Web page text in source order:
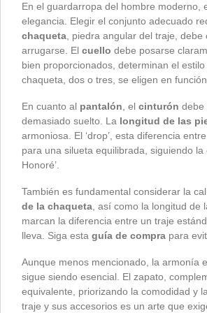
En el guardarropa del hombre moderno,
elegancia. Elegir el conjunto adecuado
chaqueta , piedra angular del traje,
arrugarse. El cuello debe posarse
bien proporcionados, determinan el
chaqueta, dos o tres, se eligen en
En cuanto al pantalón , el cinturón debe
demasiado suelto. La longitud de las
armoniosa. El ‘drop’, esta diferencia
para una silueta equilibrada, siguiendo la
Honoré’.
También es fundamental considerar la
de la chaqueta , así como la longitud de
marcan la diferencia entre un traje
lleva. Siga esta guía de compra para
Aunque menos mencionado, la armonía
sigue siendo esencial. El zapato,
equivalente, priorizando la comodidad y
traje y sus accesorios es un arte que